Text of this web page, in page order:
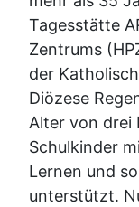
Tagesstätte
Zentrums
der
Diözese
Alter von drei
Schulkinder
Lernen und
unterstützt.